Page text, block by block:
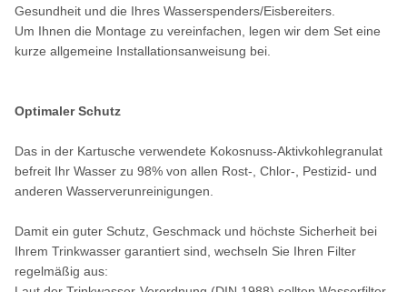
Gesundheit und die Ihres Wasserspenders/Eisbereiters.
Um Ihnen die Montage zu vereinfachen, legen wir dem Set eine
kurze allgemeine Installationsanweisung bei.
Optimaler Schutz
Das in der Kartusche verwendete Kokosnuss-Aktivkohlegranulat
befreit Ihr Wasser zu 98% von allen Rost-, Chlor-, Pestizid- und
anderen Wasserverunreinigungen.
Damit ein guter Schutz, Geschmack und höchste Sicherheit bei
Ihrem Trinkwasser garantiert sind, wechseln Sie Ihren Filter
regelmäßig aus: